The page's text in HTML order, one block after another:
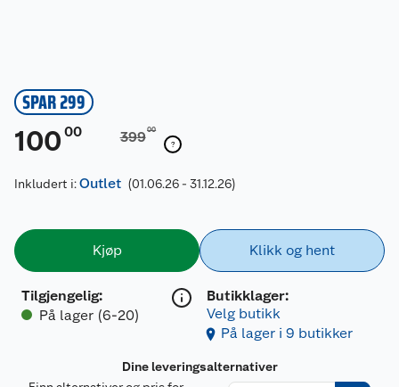
SPAR 299
100 00 39900
Inkludert i:Outlet (01.06.26 - 31.12.26)
Kjøp
Tilgjengelig:
På lager (6-20)
Klikk og hent
Butikklager:
Velg butikk
På lager i 9 butikker
Dine leveringsalternativer